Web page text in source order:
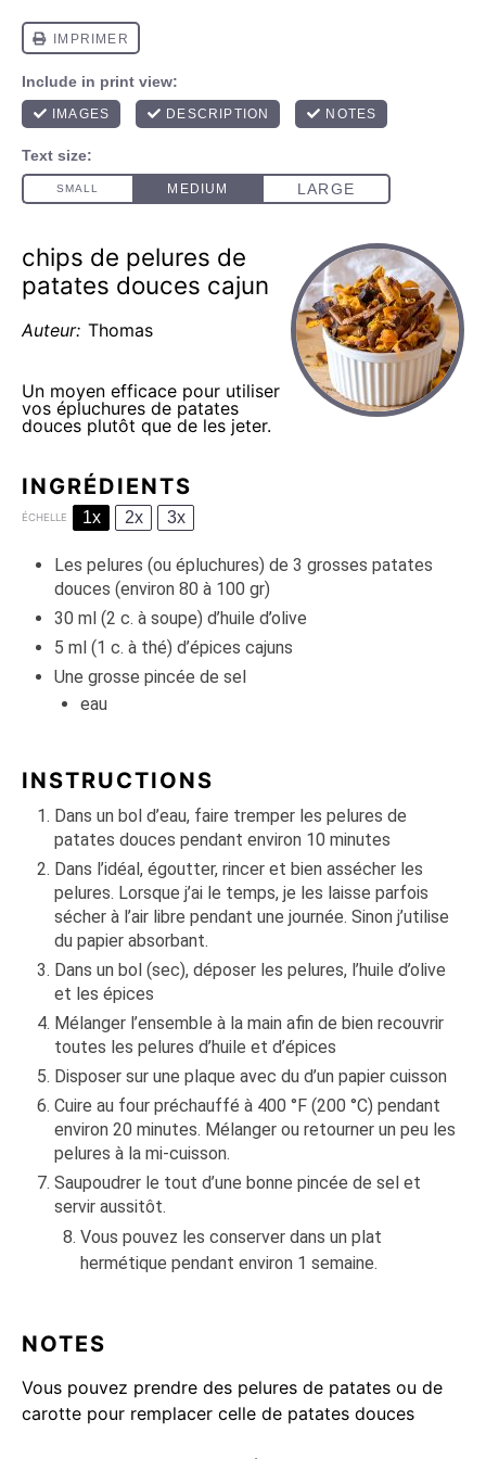
chips de pelures de
patates douces cajun
Auteur: Thomas
Un moyen efficace pour utiliser
vos épluchures de patates
douces plutôt que de les jeter.
INGRÉDIENTS
ÉCHELLE 1x 2x 3x
Les pelures (ou épluchures) de 3 grosses patates
douces (environ 80 à 100 gr)
30 ml (2 c. à soupe) d’huile d’olive
5 ml (1 c. à thé) d’épices cajuns
Une grosse pincée de sel
eau
INSTRUCTIONS
Dans un bol d’eau, faire tremper les pelures de
patates douces pendant environ 10 minutes
Dans l’idéal, égoutter, rincer et bien assécher les
pelures. Lorsque j’ai le temps, je les laisse parfois
sécher à l’air libre pendant une journée. Sinon j’utilise
du papier absorbant.
Dans un bol (sec), déposer les pelures, l’huile d’olive
et les épices
Mélanger l’ensemble à la main afin de bien recouvrir
toutes les pelures d’huile et d’épices
Disposer sur une plaque avec du d’un papier cuisson
Cuire au four préchauffé à 400 °F (200 °C) pendant
environ 20 minutes. Mélanger ou retourner un peu les
pelures à la mi-cuisson.
Saupoudrer le tout d’une bonne pincée de sel et
servir aussitôt.
Vous pouvez les conserver dans un plat
hermétique pendant environ 1 semaine.
NOTES
Vous pouvez prendre des pelures de patates ou de
carotte pour remplacer celle de patates douces